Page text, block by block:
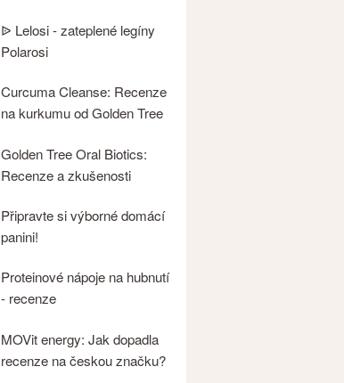
ᐉ Lelosi - zateplené legíny
Polarosi
Curcuma Cleanse: Recenze
na kurkumu od Golden Tree
Golden Tree Oral Biotics:
Recenze a zkušenosti
Připravte si výborné domácí
panini!
Proteinové nápoje na hubnutí
- recenze
MOVit energy: Jak dopadla
recenze na českou značku?